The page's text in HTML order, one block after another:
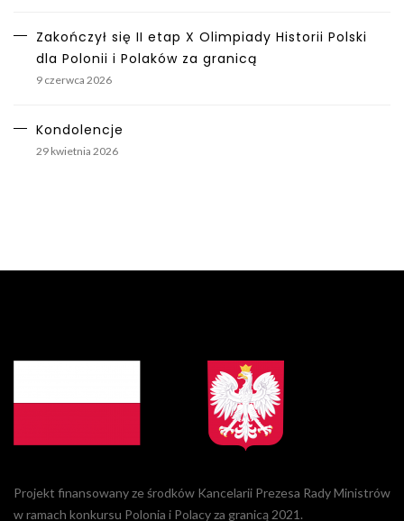
Zakończył się II etap X Olimpiady Historii Polski
dla Polonii i Polaków za granicą
9 czerwca 2026
Kondolencje
29 kwietnia 2026
Projekt finansowany ze środków Kancelarii Prezesa Rady Ministrów
w ramach konkursu Polonia i Polacy za granicą 2021.